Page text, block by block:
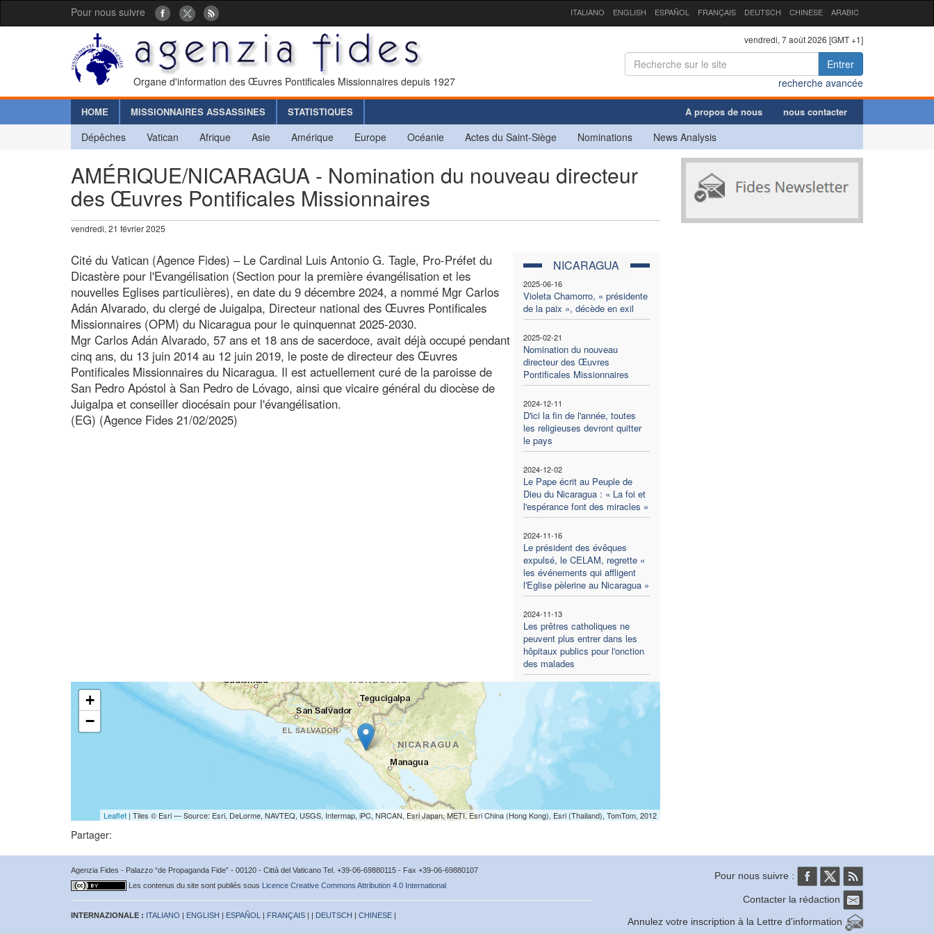
Pour nous suivre ITALIANO ENGLISH ESPAÑOL FRANÇAIS DEUTSCH CHINESE ARABIC
Organe d'information des Œuvres Pontificales Missionnaires depuis 1927
vendredi, 7 août 2026 [GMT +1]
Entrer
recherche avancée
HOME MISSIONNAIRES ASSASSINES STATISTIQUES A propos de nous nous contacter
Dépêches Vatican Afrique Asie Amérique Europe Océanie Actes du Saint-Siège Nominations News Analysis
AMÉRIQUE/NICARAGUA - Nomination du nouveau directeur
des Œuvres Pontificales Missionnaires
vendredi, 21 février 2025
NICARAGUA
2025-06-16
Violeta Chamorro, « présidente
de la paix », décède en exil
2025-02-21
Nomination du nouveau
directeur des Œuvres
Pontificales Missionnaires
2024-12-11
D'ici la fin de l'année, toutes
les religieuses devront quitter
le pays
2024-12-02
Le Pape écrit au Peuple de
Dieu du Nicaragua : « La foi et
l'espérance font des miracles »
2024-11-16
Le président des évêques
expulsé, le CELAM, regrette «
les événements qui affligent
l'Eglise pèlerine au Nicaragua »
2024-11-13
Les prêtres catholiques ne
peuvent plus entrer dans les
hôpitaux publics pour l'onction
des malades
Cité du Vatican (Agence Fides) – Le Cardinal Luis Antonio G. Tagle, Pro-Préfet du
Dicastère pour l'Evangélisation (Section pour la première évangélisation et les
nouvelles Eglises particulières), en date du 9 décembre 2024, a nommé Mgr Carlos
Adán Alvarado, du clergé de Juigalpa, Directeur national des Œuvres Pontificales
Missionnaires (OPM) du Nicaragua pour le quinquennat 2025-2030.
Mgr Carlos Adán Alvarado, 57 ans et 18 ans de sacerdoce, avait déjà occupé pendant
cinq ans, du 13 juin 2014 au 12 juin 2019, le poste de directeur des Œuvres
Pontificales Missionnaires du Nicaragua. Il est actuellement curé de la paroisse de
San Pedro Apóstol à San Pedro de Lóvago, ainsi que vicaire général du diocèse de
Juigalpa et conseiller diocésain pour l'évangélisation.
(EG) (Agence Fides 21/02/2025)
+
−
Leaflet| Tiles © Esri — Source: Esri, DeLorme, NAVTEQ, USGS, Intermap, iPC, NRCAN, Esri Japan, METI, Esri China (Hong Kong), Esri (Thailand), TomTom, 2012
Partager:
Agenzia Fides - Palazzo “de Propaganda Fide” - 00120 - Città del Vaticano Tel. +39-06-69880115 - Fax +39-06-69880107
Les contenus du site sont publiés sous Licence Creative Commons Attribution 4.0 International
INTERNAZIONALE : ITALIANO | ENGLISH | ESPAÑOL | FRANÇAIS | | DEUTSCH | CHINESE |
Pour nous suivre :
Contacter la rédaction
Annulez votre inscription à la Lettre d'information